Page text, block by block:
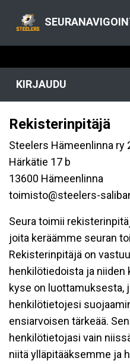
KIRJAUDU
Rekisterinpitäjä
Steelers Hämeenlinna ry
Härkätie 17 b
13600 Hämeenlinna
toimisto@steelers-
Seura toimii
joita keräämme seuran
Rekisterinpitäjä on
henkilötiedoista ja
kyse on luottamuksesta,
henkilötietojesi
ensiarvoisen tärkeää.
henkilötietojasi vain
niitä ylläpitääksemme ja